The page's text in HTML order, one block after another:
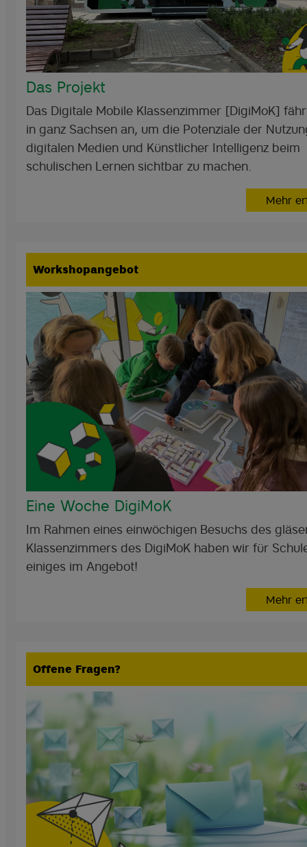
Das Projekt
Das Digitale Mobile Klassenzimmer [DigiMoK]
in ganz Sachsen an, um die Potenziale der
digitalen Medien und Künstlicher Intelligenz beim
schulischen Lernen sichtbar zu machen.
Mehr
Workshopangebot
Eine Woche DigiMoK
Im Rahmen eines einwöchigen Besuchs des
Klassenzimmers des DigiMoK haben wir für
einiges im Angebot!
Mehr
Offene Fragen?